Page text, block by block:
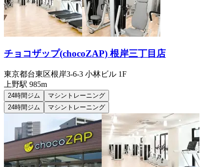
チョコザップ(chocoZAP) 根岸三丁目店
東京都台東区根岸3-6-3 小林ビル 1F
上野駅 985m
24時間ジム
マシントレーニング
24時間ジム
マシントレーニング